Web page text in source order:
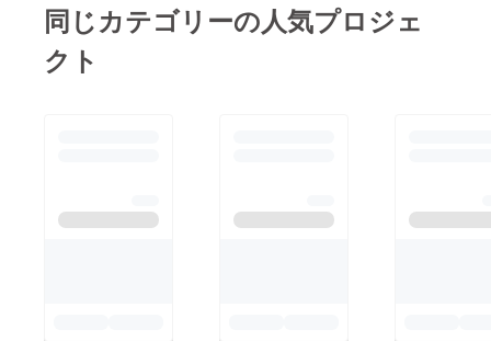
同じカテゴリーの人気プロジェ
クト